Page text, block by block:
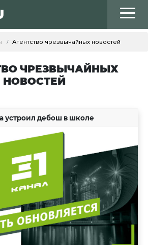
Агентство чрезвычайных новостей
ЧРЕЗВЫЧАЙНЫХ
НОВОСТЕЙ
устроил дебош в школе